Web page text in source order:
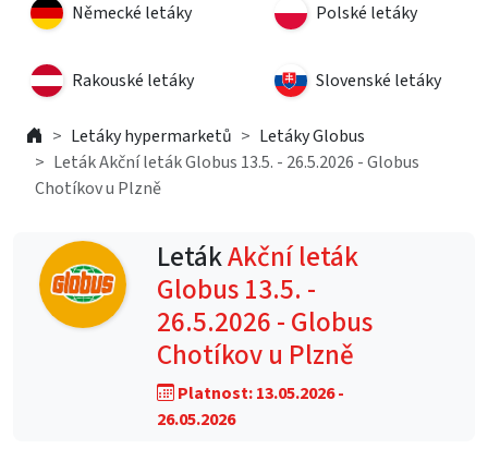
Německé letáky Polské letáky
Rakouské letáky Slovenské letáky
Letáky hypermarketů
Letáky Globus
Leták Akční leták Globus 13.5. - 26.5.2026 - Globus
Chotíkov u Plzně
LetákAkční leták
Globus 13.5. -
26.5.2026 - Globus
Chotíkov u Plzně
Platnost: 13.05.2026 -
26.05.2026